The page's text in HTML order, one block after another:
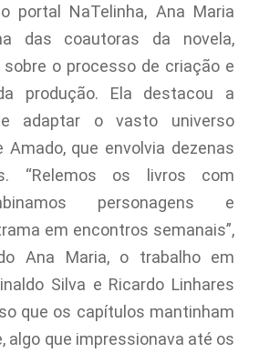
portal NaTelinha, Ana Maria
das coautoras da novela,
o processo de criação e
produção. Ela destacou a
adaptar o vasto universo
Amado, que envolvia dezenas
“Relemos os livros com
personagens e
em encontros semanais”,
Ana Maria, o trabalho em
Silva e Ricardo Linhares
que os capítulos mantinham
algo que impressionava até os